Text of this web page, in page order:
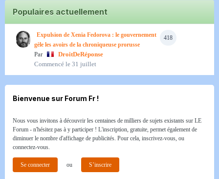
Populaires actuellement
418
Expulsion de Xenia Fedorova : le gouvernement
gèle les avoirs de la chroniqueuse prorusse
Par
DroitDeRéponse
Commencé le 31 juillet
Bienvenue sur Forum Fr !
Nous vous invitons à découvrir les centaines de milliers de sujets existants sur LE
Forum - n'hésitez pas à y participer ! L'inscription, gratuite, permet également de
diminuer le nombre d'affichage de publicités. Pour cela, inscrivez-vous, ou
connectez-vous.
Se connecter ou S’inscrire